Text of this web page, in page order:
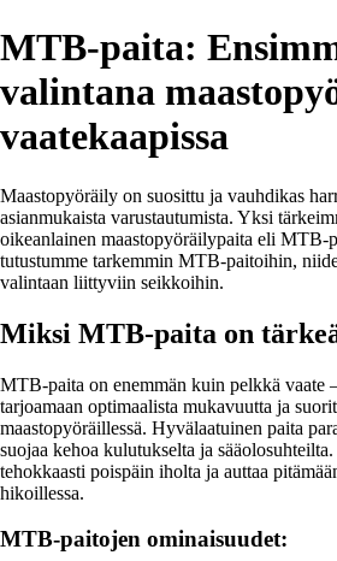
MTB-paita:
valintana
vaatekaapissa
Maastopyöräily on suosittu ja vauhdikas
asianmukaista varustautumista. Yksi
oikeanlainen maastopyöräilypaita eli MTB-
tutustumme tarkemmin MTB-paitoihin,
valintaan liittyviin seikkoihin.
Miksi MTB-paita on
MTB-paita on enemmän kuin pelkkä vaate
tarjoamaan optimaalista mukavuutta ja
maastopyöräillessä. Hyvälaatuinen paita
suojaa kehoa kulutukselta ja
tehokkaasti poispäin iholta ja auttaa
hikoillessa.
MTB-paitojen ominaisuudet: